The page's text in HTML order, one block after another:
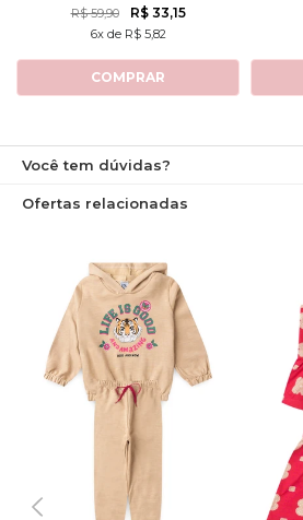
DA MÔNICA
R$ 59,90 R$ 33,15
6x de R$ 5,82
COMPRAR
Você tem dúvidas?
Ofertas relacionadas